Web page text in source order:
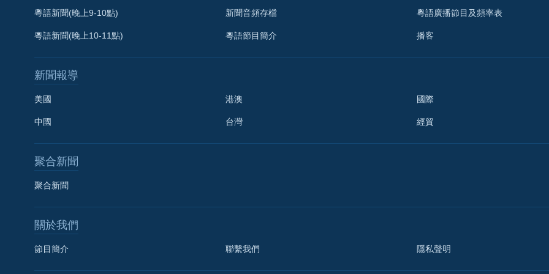
粵語新聞(晚上9-10點)
粵語新聞(晚上10-11點)
新聞音頻存檔
粵語節目簡介
粵語廣播節目及頻率表
播客
新聞報導
美國
中國
港澳
台灣
國際
經貿
聚合新聞
聚合新聞
關於我們
節目簡介 聯繫我們 隱私聲明